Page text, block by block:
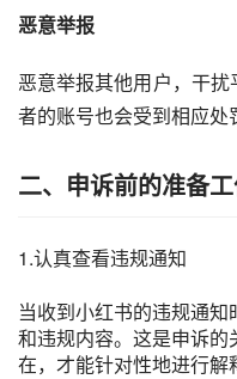
恶意举报
恶意举报其他用户，干
者的账号也会受到相应处
二、申诉前的准备
1.认真查看违规通知
当收到小红书的违规通
和违规内容。这是申诉
在，才能针对性地进行解